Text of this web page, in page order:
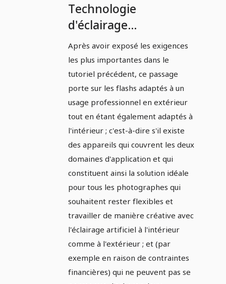
Technologie
d'éclairage
professionnel et
direction de la lumière
: Partie 5 - Systèmes
de flash pour
l'intérieur et
l'extérieur ?
Après avoir exposé les exigences
les plus importantes dans le
tutoriel précédent, ce passage
porte sur les flashs adaptés à un
usage professionnel en extérieur
tout en étant également adaptés à
l'intérieur ; c'est-à-dire s'il existe
des appareils qui couvrent les deux
domaines d'application et qui
constituent ainsi la solution idéale
pour tous les photographes qui
souhaitent rester flexibles et
travailler de manière créative avec
l'éclairage artificiel à l'intérieur
comme à l'extérieur ; et (par
exemple en raison de contraintes
financières) qui ne peuvent pas se